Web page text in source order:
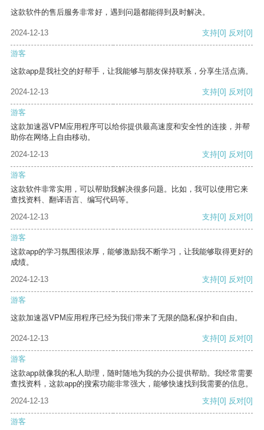
这款软件的售后服务非常好，遇到问题都能得到及时解决。
2024-12-13 支持[0] 反对[0]
游客
这款app是我社交的好帮手，让我能够与朋友保持联系，分享生活点滴。
2024-12-13 支持[0] 反对[0]
游客
这款加速器VPM应用程序可以给你提供最高速度和安全性的连接，并帮
助你在网络上自由移动。
2024-12-13
支持[0] 反对[0]
游客
这款软件非常实用，可以帮助我解决很多问题。比如，我可以使用它来
查找资料、翻译语言、编写代码等。
2024-12-13
支持[0] 反对[0]
游客
这款app的学习氛围很浓厚，能够激励我不断学习，让我能够取得更好的
成绩。
2024-12-13
支持[0] 反对[0]
游客
这款加速器VPM应用程序已经为我们带来了无限的隐私保护和自由。
2024-12-13 支持[0] 反对[0]
游客
这款app就像我的私人助理，随时随地为我的办公提供帮助。我经常需要
查找资料，这款app的搜索功能非常强大，能够快速找到我需要的信息。
2024-12-13
支持[0] 反对[0]
游客